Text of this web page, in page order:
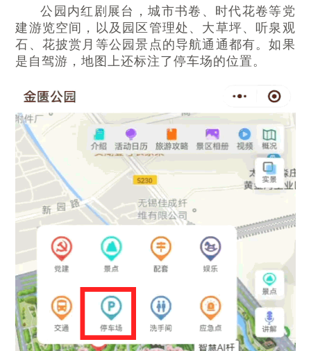
公园内红剧展台，城市书卷、时代花卷等党
建游览空间，以及园区管理处、大草坪、听泉观
石、花披赏月等公园景点的导航通通都有。如果
是自驾游，地图上还标注了停车场的位置。